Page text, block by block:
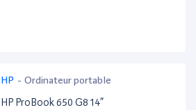
HP - Ordinateur portable
HP ProBook 650 G8 14”